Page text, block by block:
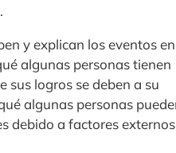
y explican los eventos en
algunas personas tienen
logros se deben a su
algunas personas
debido a factores